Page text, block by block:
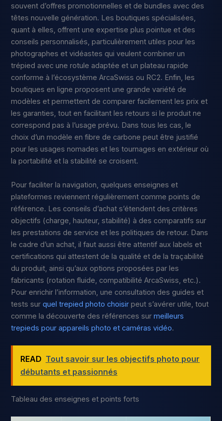
souvent d’offres promotionnelles et de bundles avec des
têtes nouvelle génération. Les boutiques spécialisées,
quant à elles, offrent une expertise plus pointue et des
conseils personnalisés, particulièrement utiles pour les
photographes et vidéastes qui veulent combiner un
trépied avec une rotule adaptée et un plateau rapide
conforme à l’écosystème ArcaSwiss ou RC2. Enfin, les
boutiques en ligne proposent une grande variété de
modèles et permettent de comparer facilement les prix et
les garanties, tout en facilitant les retours si le produit ne
correspond pas à l’usage prévu. Dans tous les cas, le
choix d’un modèle en fibre de carbone peut être justifié
pour les usages nomades et les tournages en extérieur où
la portabilité et la stabilité se croisent.
Pour faciliter la navigation, quelques enseignes et
plateformes reviennent régulièrement comme points de
référence. Les conseils d’achat s’étendent des critères
objectifs (charge, hauteur, stabilité) à des comparatifs sur
les prestations de service et les politiques de retour. Dans
le cadre d’un achat, il faut aussi être attentif aux labels et
certifications qui attestent de la qualité et de la traçabilité
du produit, ainsi qu’aux options proposées par les
fabricants (rotation fluide, compatibilité ArcaSwiss, etc.).
Pour enrichir l’information, une consultation des guides et
tests surquel trepied photo choisir peut s’avérer utile, tout
comme la découverte des références surmeilleurs
trepieds pour appareils photo et caméras vidéo.
READ Tout savoir sur les objectifs photo pour
débutants et passionnés
Tableau des enseignes et points forts